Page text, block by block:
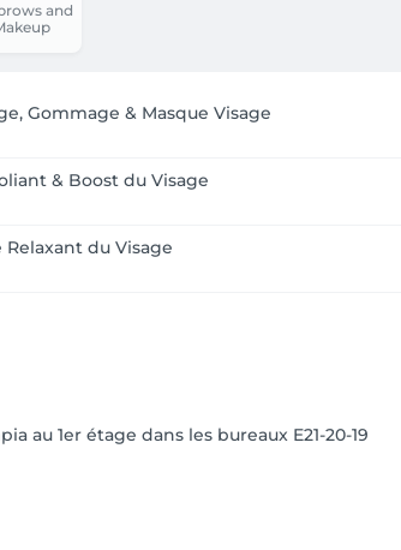
and
Gommage & Masque Visage
& Boost du Visage
Relaxant du Visage
au 1er étage dans les bureaux E21-20-19